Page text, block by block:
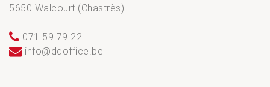
5650 Walcourt (Chastrès)
071 59 79 22
info@ddoffice.be